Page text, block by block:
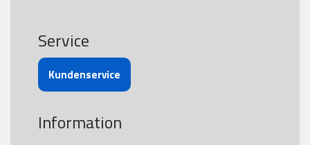
Service
Kundenservice
Information